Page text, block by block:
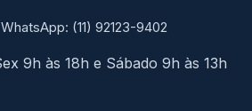
(11) 92123-9402
9h às 18h e Sábado 9h às 13h